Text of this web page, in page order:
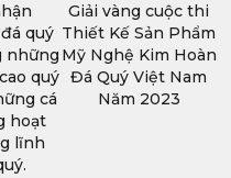
quý
những
quý
cá
hoạt
lĩnh
Giải vàng cuộc thi
Thiết Kế Sản Phẩm
Mỹ Nghệ Kim Hoàn
Đá Quý Việt Nam
Năm 2023